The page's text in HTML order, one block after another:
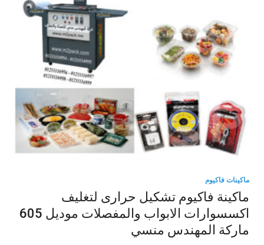
ماكينات فاكيوم
ماكينة فاكيوم تشكيل حرارى لتغليف
اكسسوارات الابواب والمفصلات موديل 605
ماركة المهندس منسي